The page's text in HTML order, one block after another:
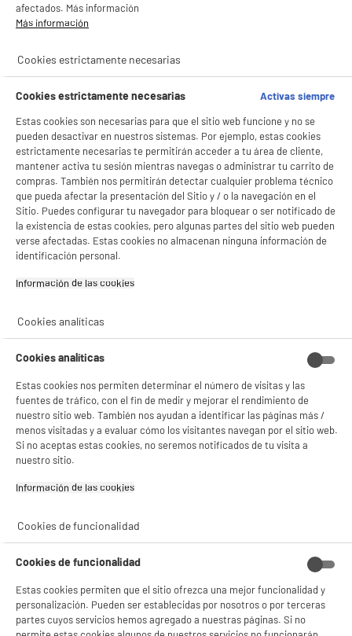
Rechazar todas
BIENVENIDO a ELECTRO
DEPOT
Con el fin de mejorar tu experiencia, y tras tu consentimiento, ELECTRO DEPOT
y sus socios utilizan cookies que procesan tus datos personales para:
- compartir contenido adaptado a tus preferencias
- analizar el tráfico en nuestro sitio web Consulta la política de cookies.
Si aceptas, la experiencia será aún mejor. Si no acepta, se utilizarán cookies
gestionando sus cookies.
¡Buena visita!
✔ ACEPTAR TODAS
afectados. Más información
Más información
Cookies estrictamente necesarias
Cookies estrictamente necesarias
Activas siempre
Estas cookies son necesarias para que el sitio web funcione y no se
pueden desactivar en nuestros sistemas. Por ejemplo, estas cookies
estrictamente necesarias te permitirán acceder a tu área de cliente,
mantener activa tu sesión mientras navegas o administrar tu carrito de
compras. También nos permitirán detectar cualquier problema técnico
que pueda afectar la presentación del Sitio y / o la navegación en el
Sitio. Puedes configurar tu navegador para bloquear o ser notificado de
la existencia de estas cookies, pero algunas partes del sitio web pueden
verse afectadas. Estas cookies no almacenan ninguna información de
identificación personal.
Información de las cookies‎
Cookies analíticas
Cookies analíticas
Estas cookies nos permiten determinar el número de visitas y las
fuentes de tráfico, con el fin de medir y mejorar el rendimiento de
nuestro sitio web. También nos ayudan a identificar las páginas más /
menos visitadas y a evaluar cómo los visitantes navegan por el sitio web.
Si no aceptas estas cookies, no seremos notificados de tu visita a
nuestro sitio.
Información de las cookies‎
Cookies de funcionalidad
Cookies de funcionalidad
Estas cookies permiten que el sitio ofrezca una mejor funcionalidad y
personalización. Pueden ser establecidas por nosotros o por terceras
partes cuyos servicios hemos agregado a nuestras páginas. Si no